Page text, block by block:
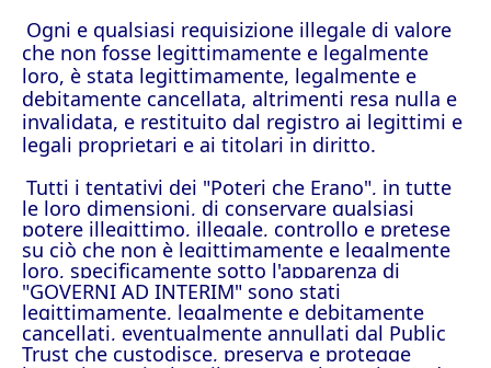
Ogni e qualsiasi requisizione illegale di valore
che non fosse legittimamente e legalmente
loro, è stata legittimamente, legalmente e
debitamente cancellata, altrimenti resa nulla e
invalidata, e restituito dal registro ai legittimi e
legali proprietari e ai titolari in diritto.
Tutti i tentativi dei "Poteri che Erano", in tutte
le loro dimensioni, di conservare qualsiasi
potere illegittimo, illegale, controllo e pretese
su ciò che non è legittimamente e legalmente
loro, specificamente sotto l'apparenza di
"GOVERNI AD INTERIM" sono stati
legittimamente, legalmente e debitamente
cancellati, eventualmente annullati dal Public
Trust che custodisce, preserva e protegge